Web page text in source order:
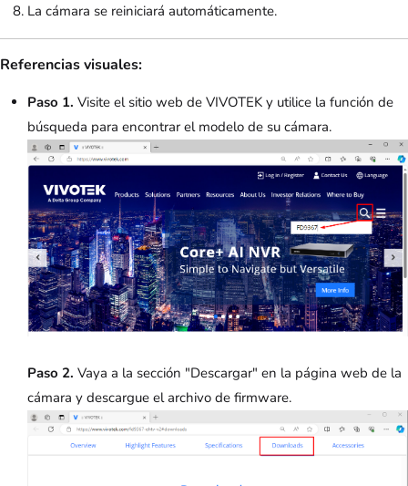
La cámara se reiniciará automáticamente.
Referencias visuales:
Paso 1. Visite el sitio web de VIVOTEK y utilice la función de
búsqueda para encontrar el modelo de su cámara.
Paso 2. Vaya a la sección "Descargar" en la página web de la
cámara y descargue el archivo de firmware.